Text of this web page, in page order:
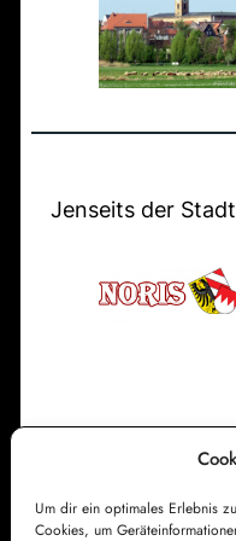
Um dir ein optimales Erlebnis
Cookies, um
Jenseits der
Cookie-